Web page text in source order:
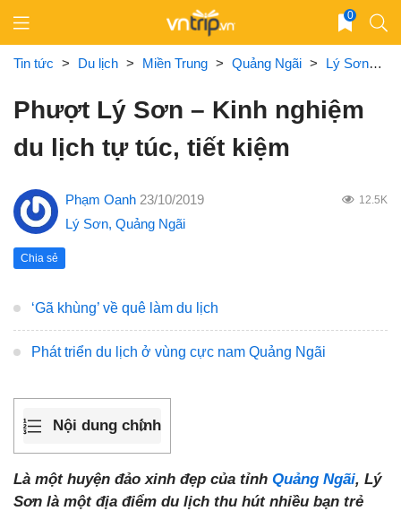
content
0
Tin tức > Du lịch > Miền Trung > Quảng Ngãi > Lý Sơn >
Phượt Lý Sơn – Kinh nghiệm
du lịch tự túc, tiết kiệm
Phạm Oanh 23/10/2019 12.5K
Lý Sơn, Quảng Ngãi
Chia sẻ
‘Gã khùng’ về quê làm du lịch
Phát triển du lịch ở vùng cực nam Quảng Ngãi
Nội dung chính
Là một huyện đảo xinh đẹp của tỉnh Quảng Ngãi, Lý
Sơn là một địa điểm du lịch thu hút nhiều bạn trẻ